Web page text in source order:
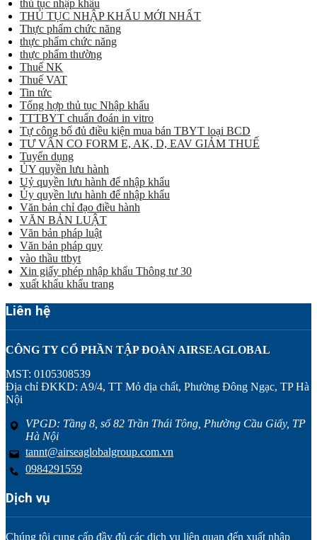
thủ tục nhập khẩu
THỦ TỤC NHẬP KHẨU MỚI NHẤT
Thực phẩm chức năng
thực phẩm chức năng
thực phẩm thường
Thuế NK
Thuế VAT
Tin tức
Tổng hợp thủ tục Nhập khẩu
TTTBYT chuẩn đoán in vitro
Tự công bố đủ điều kiện mua bán TBYT loại BCD
TƯ VẤN CO FORM E, AK, D, EAV GIẢM THUẾ
Tuyển dụng
ỦY quyền lưu hành
Uỷ quyền lưu hành để nhập khẩu
Ủy quyền lưu hành để nhập khẩu
Văn bản chỉ đạo điều hành
VĂN BẢN LUẬT
Văn bản pháp luật
Văn bản pháp quy
vào thầu ttbyt
Xin giấy phép nhập khẩu Thông tư 30
xuất khẩu khẩu trang
Liên hệ
CÔNG TY CỔ PHẦN TẬP ĐOÀN AIRSEAGLOBAL
MST: 0105308539
Địa chỉ ĐKKD: A9/4, TT Mỏ địa chất, Phường Đông Ngạc, TP Hà
Nội
VPGD: Tầng 8, số 82 Trần Thái Tông, Phường Cầu Giấy, TP
Hà Nội
tannt@airseaglobalgroup.com.vn
0984291559
Dịch vụ
Chúng tôi cung cấp đầy đủ các dịch vụ liên quan đến xuất nhập